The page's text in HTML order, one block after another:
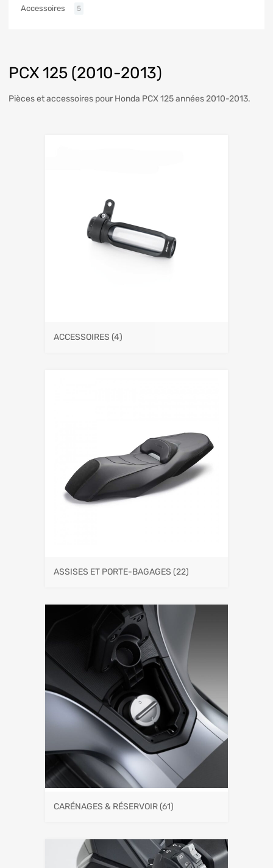
PCX 125 (2010-2013)
Pièces et accessoires pour Honda PCX 125 années 2010-2013.
ACCESSOIRES (4)
ASSISES ET PORTE-BAGAGES (22)
CARÉNAGES & RÉSERVOIR(61)
Accessoires 5